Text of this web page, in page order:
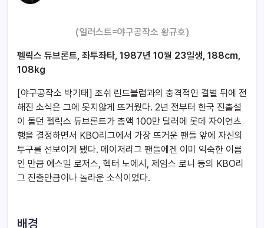
(일러스트=야구공작소 황규호)
펠릭스 듀브론트, 좌투좌타, 1987년 10월 23일생, 188cm,
108kg
[야구공작소 박기태] 조쉬 린드블럼과의 충격적인 결별 뒤에 전
해진 소식은 그에 못지않게 뜨거웠다. 2년 전부터 한국 진출설
이 돌던 펠릭스 듀브론트가 총액 100만 달러에 롯데 자이언츠
행을 결정하면서 KBO리그에서 가장 뜨거운 팬들 앞에 자신의
투구를 선보이게 됐다. 메이저리그 팬들에겐 이미 익숙한 이름
인 만큼 에스밀 로저스, 헥터 노에시, 제임스 로니 등의 KBO리
그 진출만큼이나 놀라운 소식이었다.
배경